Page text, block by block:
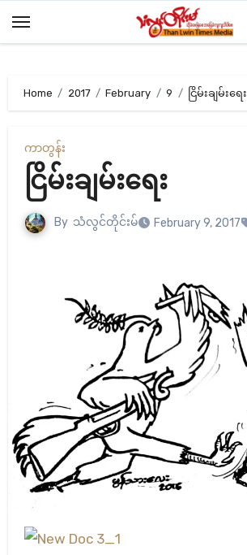
Home 2017 February 9 ငြိမ်းချမ်းရေး
ကာတွန်း
ငြိမ်းချမ်းရေး
By သံလွင်တိုင်းမ် February 9, 2017